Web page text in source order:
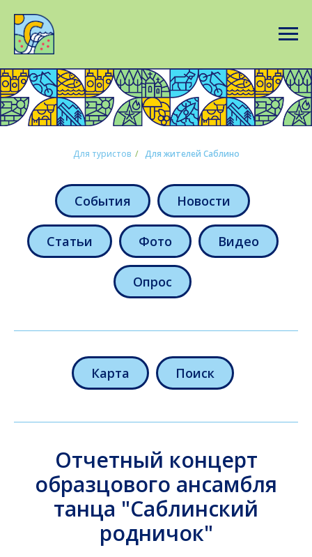
Для туристов / Для жителей Саблино
События Новости
Статьи Фото Видео
Опрос
Карта Поиск
Отчетный концерт
образцового ансамбля
танца "Саблинский
родничок"